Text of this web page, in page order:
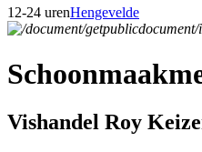
12-24 urenHengevelde
Vishandel Roy